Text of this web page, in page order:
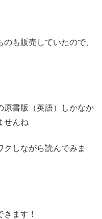
も販売していたので、
原書版（英語）しかなか
せんね
しながら読んでみま
ます！